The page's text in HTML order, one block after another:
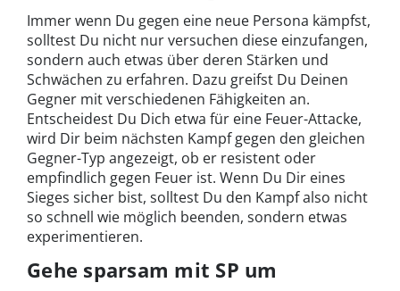
Immer wenn Du gegen eine neue Persona kämpfst,
solltest Du nicht nur versuchen diese einzufangen,
sondern auch etwas über deren Stärken und
Schwächen zu erfahren. Dazu greifst Du Deinen
Gegner mit verschiedenen Fähigkeiten an.
Entscheidest Du Dich etwa für eine Feuer-Attacke,
wird Dir beim nächsten Kampf gegen den gleichen
Gegner-Typ angezeigt, ob er resistent oder
empfindlich gegen Feuer ist. Wenn Du Dir eines
Sieges sicher bist, solltest Du den Kampf also nicht
so schnell wie möglich beenden, sondern etwas
experimentieren.
Gehe sparsam mit SP um